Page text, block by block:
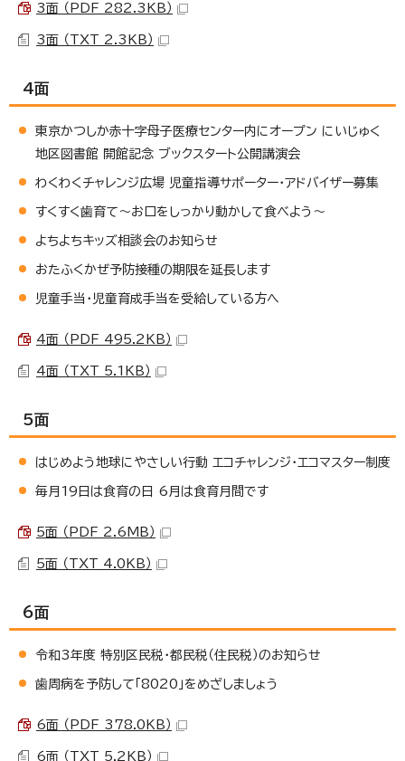
3面 （PDF 282.3KB）
3面 （TXT 2.3KB）
4面
東京かつしか赤十字母子医療センター内にオープン にいじゅく
地区図書館 開館記念 ブックスタート公開講演会
わくわくチャレンジ広場 児童指導サポーター・アドバイザー募集
すくすく歯育て～お口をしっかり動かして食べよう～
よちよちキッズ相談会のお知らせ
おたふくかぜ予防接種の期限を延長します
児童手当・児童育成手当を受給している方へ
4面 （PDF 495.2KB）
4面 （TXT 5.1KB）
5面
はじめよう地球にやさしい行動 エコチャレンジ・エコマスター制度
毎月19日は食育の日 6月は食育月間です
5面 （PDF 2.6MB）
5面 （TXT 4.0KB）
6面
令和3年度 特別区民税・都民税（住民税）のお知らせ
歯周病を予防して「8020」をめざしましょう
6面 （PDF 378.0KB）
6面 （TXT 5.2KB）